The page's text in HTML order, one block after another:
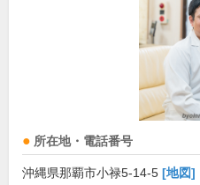
所在地・電話番号
沖縄県那覇市小禄5-14-5 [地図]